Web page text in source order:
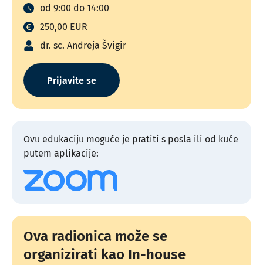
od 9:00 do 14:00
250,00 EUR
dr. sc. Andreja Švigir
Prijavite se
Ovu edukaciju moguće je pratiti s posla ili od kuće
putem aplikacije:
Ova radionica može se
organizirati kao In-house